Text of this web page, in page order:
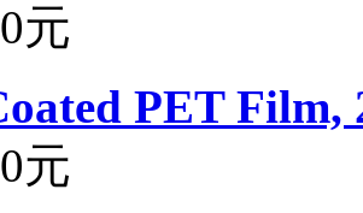
元
PET Film,
元